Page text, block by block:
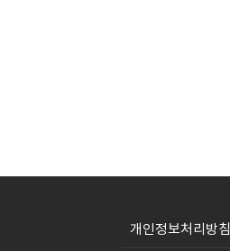
개인정보처리방침